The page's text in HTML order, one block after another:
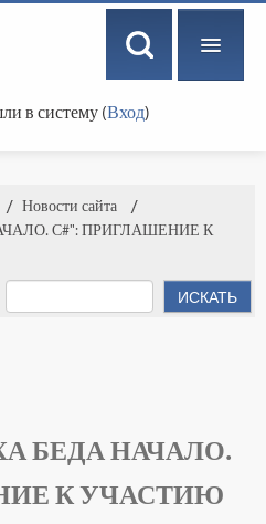
в систему (Вход)
→ Новости сайта
→
С#": ПРИГЛАШЕНИЕ К
БЕДА НАЧАЛО.
К УЧАСТИЮ